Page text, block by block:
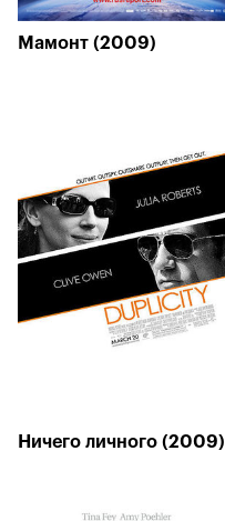
Мамонт (2009)
Ничего личного (2009)